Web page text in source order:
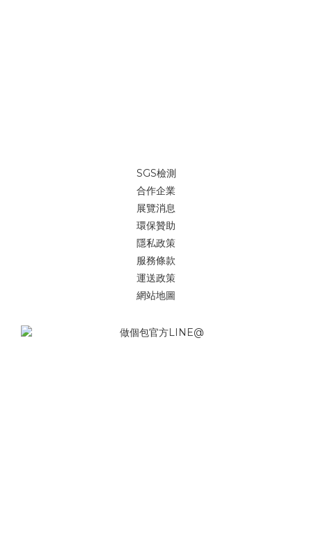
SGS檢測
合作企業
展覽消息
環保贊助
隱私政策
服務條款
運送政策
網站地圖